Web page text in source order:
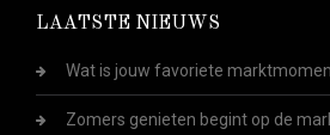
LAATSTE NIEUWS
Wat is jouw favoriete
Zomers genieten begint op de